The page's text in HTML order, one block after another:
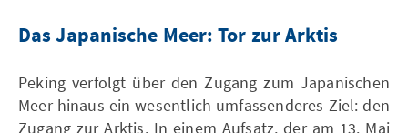
Das Japanische Meer: Tor zur Arktis
Peking verfolgt über den Zugang zum Japanischen
Meer hinaus ein wesentlich umfassenderes Ziel: den
Zugang zur Arktis. In einem Aufsatz, der am 13. Mai